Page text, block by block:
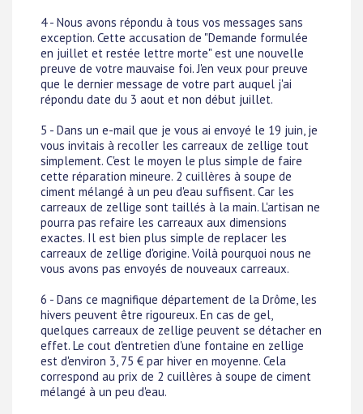
4 - Nous avons répondu à tous vos messages sans
exception. Cette accusation de "Demande formulée
en juillet et restée lettre morte" est une nouvelle
preuve de votre mauvaise foi. J'en veux pour preuve
que le dernier message de votre part auquel j'ai
répondu date du 3 aout et non début juillet.
5 - Dans un e-mail que je vous ai envoyé le 19 juin, je
vous invitais à recoller les carreaux de zellige tout
simplement. C'est le moyen le plus simple de faire
cette réparation mineure. 2 cuillères à soupe de
ciment mélangé à un peu d'eau suffisent. Car les
carreaux de zellige sont taillés à la main. L'artisan ne
pourra pas refaire les carreaux aux dimensions
exactes. Il est bien plus simple de replacer les
carreaux de zellige d'origine. Voilà pourquoi nous ne
vous avons pas envoyés de nouveaux carreaux.
6 - Dans ce magnifique département de la Drôme, les
hivers peuvent être rigoureux. En cas de gel,
quelques carreaux de zellige peuvent se détacher en
effet. Le cout d'entretien d'une fontaine en zellige
est d'environ 3, 75 € par hiver en moyenne. Cela
correspond au prix de 2 cuillères à soupe de ciment
mélangé à un peu d'eau.